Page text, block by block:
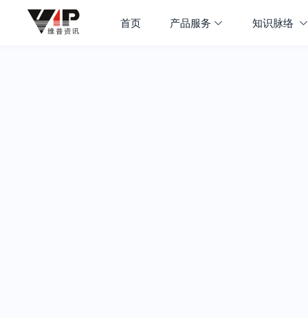
首页 产品服务 知识脉络